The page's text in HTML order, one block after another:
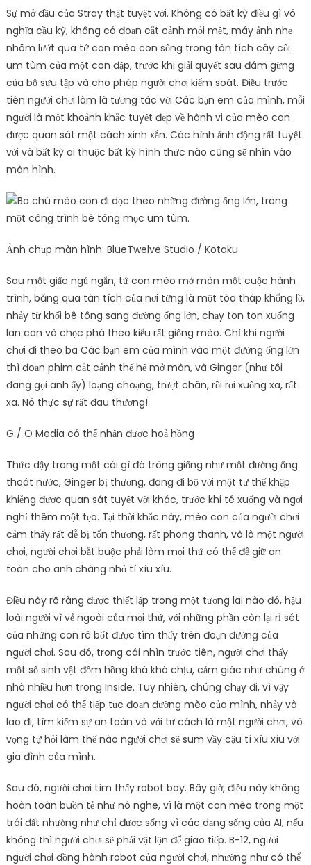
Sự mở đầu của Stray thật tuyệt vời. Không có bất kỳ điều gì vô
nghĩa cầu kỳ, không có đoạn cắt cảnh mỏi mệt, máy ảnh nhẹ
nhõm lướt qua tứ con mèo con sống trong tàn tích cây cối
um tùm của một con đập, trước khi giải quyết sau đám gừng
của bộ sưu tập và cho phép người chơi kiểm soát. Điều trước
tiên người chơi làm là tương tác với Các bạn em của mình, mỗi
người là một khoảnh khắc tuyệt đẹp về hành vi của mèo con
được quan sát một cách xinh xắn. Các hình ảnh động rất tuyệt
vời và bất kỳ ai thuộc bất kỳ hình thức nào cũng sẽ nhìn vào
màn hình.
Ảnh chụp màn hình: BlueTwelve Studio / Kotaku
Sau một giấc ngủ ngắn, tứ con mèo mở màn một cuộc hành
trình, băng qua tàn tích của nơi từng là một tòa tháp khổng lồ,
nhảy từ khối bê tông sang đường ống lớn, chạy ton ton xuống
lan can và chọc phá theo kiểu rất giống mèo. Chỉ khi người
chơi đi theo ba Các bạn em của mình vào một đường ống lớn
thì đoạn phim cắt cảnh thế hệ mở màn, và Ginger (như tôi
đang gọi anh ấy) loạng choạng, trượt chân, rồi rơi xuống xa, rất
xa. Nó thực sự rất đau thương!
G / O Media có thể nhận được hoả hồng
Thức dậy trong một cái gì đó trông giống như một đường ống
thoát nước, Ginger bị thương, đang đi bộ với một tư thế khập
khiễng được quan sát tuyệt vời khác, trước khi té xuống và ngơi
nghỉ thêm một tẹo. Tại thời khắc này, mèo con của người chơi
cảm thấy rất dễ bị tổn thương, rất phong thanh, và là một người
chơi, người chơi bắt buộc phải làm mọi thứ có thể để giữ an
toàn cho anh chàng nhỏ tí xíu xíu.
Điều này rõ ràng được thiết lập trong một tương lai nào đó, hậu
loài người vì vẻ ngoài của mọi thứ, với những phần còn lại rỉ sét
của những con rô bốt được tìm thấy trên đoạn đường của
người chơi. Sau đó, trong cái nhìn trước tiên, người chơi thấy
một số sinh vật đốm hồng khá khó chịu, cảm giác như chúng ở
nhà nhiều hơn trong Inside. Tuy nhiên, chúng chạy đi, vì vậy
người chơi có thể tiếp tục đoạn đường mèo của mình, nhảy và
lao đi, tìm kiếm sự an toàn và với tư cách là một người chơi, vô
vọng tự hỏi làm thế nào người chơi sẽ sum vầy cậu tí xíu xíu với
gia đình của mình.
Sau đó, người chơi tìm thấy robot bay. Bây giờ, điều này không
hoàn toàn buồn tẻ như nó nghe, vì là một con mèo trong một
trái đất nhường như chỉ được sống vì các dạng sống của AI, nếu
không thì người chơi sẽ phải vật lộn để giao tiếp. B-12, người
người chơi đồng hành robot của người chơi, nhường như có thể